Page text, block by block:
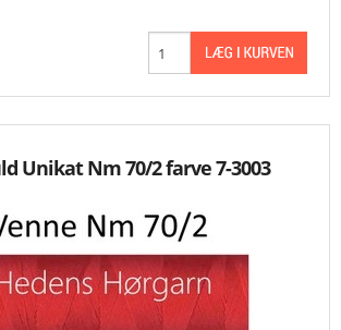
Unikat Nm 70/2 farve 7-3003